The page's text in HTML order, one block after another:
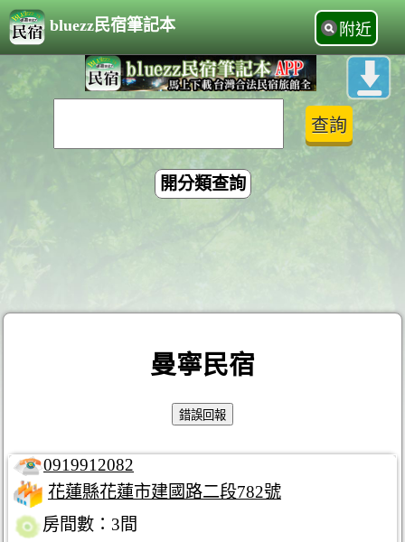
bluezz民宿筆記本 附近
開分類查詢
曼寧民宿
0919912082
花蓮縣花蓮市建國路二段782號
房間數：3間